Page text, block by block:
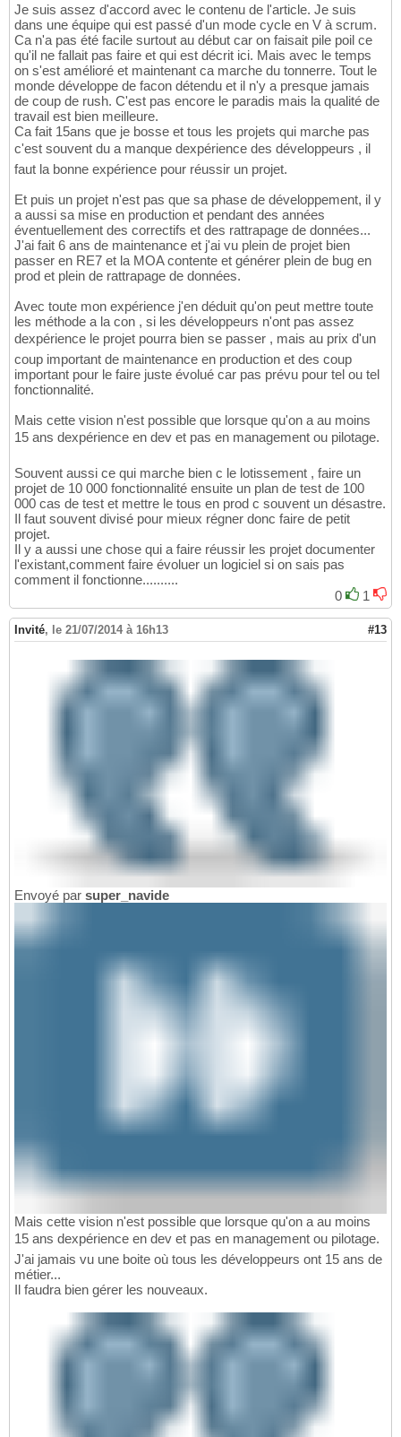
Je suis assez d'accord avec le contenu de l'article. Je suis
dans une équipe qui est passé d'un mode cycle en V à scrum.
Ca n'a pas été facile surtout au début car on faisait pile poil ce
qu'il ne fallait pas faire et qui est décrit ici. Mais avec le temps
on s'est amélioré et maintenant ca marche du tonnerre. Tout le
monde développe de facon détendu et il n'y a presque jamais
de coup de rush. C'est pas encore le paradis mais la qualité de
travail est bien meilleure.
Ca fait 15ans que je bosse et tous les projets qui marche pas
c'est souvent du a manque dexpérience des développeurs , il
faut la bonne expérience pour réussir un projet.
Et puis un projet n'est pas que sa phase de développement, il y
a aussi sa mise en production et pendant des années
éventuellement des correctifs et des rattrapage de données...
J'ai fait 6 ans de maintenance et j'ai vu plein de projet bien
passer en RE7 et la MOA contente et générer plein de bug en
prod et plein de rattrapage de données.
Avec toute mon expérience j'en déduit qu'on peut mettre toute
les méthode a la con , si les développeurs n'ont pas assez
dexpérience le projet pourra bien se passer , mais au prix d'un
coup important de maintenance en production et des coup
important pour le faire juste évolué car pas prévu pour tel ou tel
fonctionnalité.
Mais cette vision n'est possible que lorsque qu'on a au moins
15 ans dexpérience en dev et pas en management ou pilotage.
Souvent aussi ce qui marche bien c le lotissement , faire un
projet de 10 000 fonctionnalité ensuite un plan de test de 100
000 cas de test et mettre le tous en prod c souvent un désastre.
Il faut souvent divisé pour mieux régner donc faire de petit
projet.
Il y a aussi une chose qui a faire réussir les projet documenter
l'existant,comment faire évoluer un logiciel si on sais pas
comment il fonctionne..........
0
1
Invité, le 21/07/2014 à 16h13 #13
Envoyé par super_navide
Mais cette vision n'est possible que lorsque qu'on a au moins
15 ans dexpérience en dev et pas en management ou pilotage.
J'ai jamais vu une boite où tous les développeurs ont 15 ans de
métier...
Il faudra bien gérer les nouveaux.